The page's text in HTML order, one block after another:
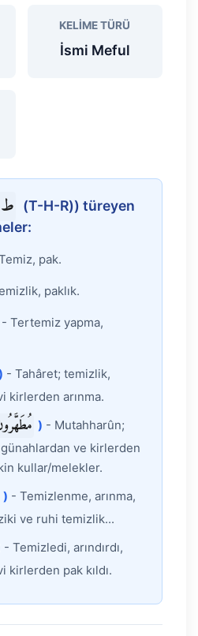
KELIME TÜRÜ
İsmi Meful
(T-H-R)) türeyen
pak.
paklık.
- Tertemiz yapma,
- Tahâret; temizlik,
kirlerden arınma.
) - Mutahharûn;
ve kirlerden
kullar/melekler.
) - Temizlenme, arınma,
ve ruhi temizlik...
- Temizledi, arındırdı,
kirlerden pak kıldı.